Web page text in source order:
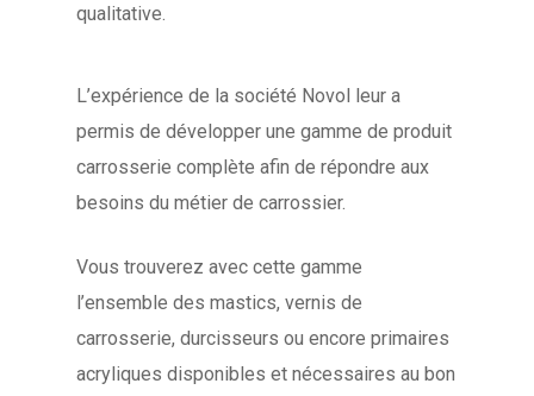
qualitative.
L’expérience de la société Novol leur a
permis de développer une gamme de produit
carrosserie complète afin de répondre aux
besoins du métier de carrossier.
Vous trouverez avec cette gamme
l’ensemble des mastics, vernis de
carrosserie, durcisseurs ou encore primaires
acryliques disponibles et nécessaires au bon